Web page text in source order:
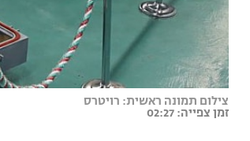
צילום תמונה ראשית: רויטרס
זמן צפייה: 02:27